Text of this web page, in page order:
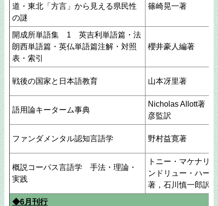
道・東北「方言」から見える県民性
の謎
篠崎晃一著
開成所単語集 1 英吉利単語篇・法
朗西単語篇・英仏単語篇注解・対照
表・索引
櫻井豪人編著
戦後の国家と日本語教育 山本冴里著
語用論キーターム事典
Nicholas Allott著，
彦監訳
ファンダメンタル認知言語学 野村益寛著
概説コーパス言語学 手法・理論・
実践
トニー・マケナリ
ンドリュー・ハー
著，石川慎一郎訳
◆6月刊行